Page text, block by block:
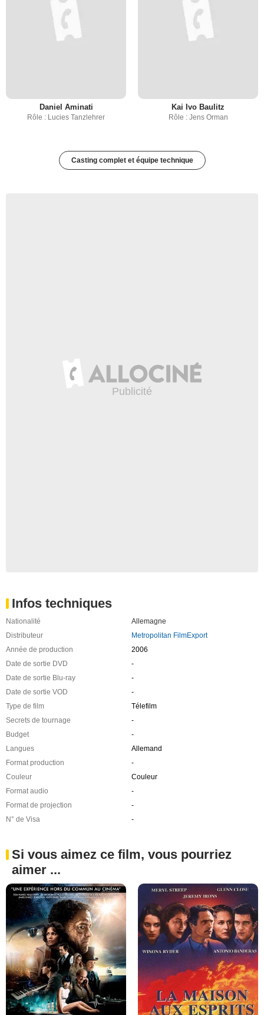
Daniel Aminati
Rôle : Lucies Tanzlehrer
Kai Ivo Baulitz
Rôle : Jens Orman
Casting complet et équipe technique
Infos techniques
Nationalité
Allemagne
Distributeur
Metropolitan FilmExport
Année de production
2006
Date de sortie DVD
-
Date de sortie Blu-ray
-
Date de sortie VOD
-
Type de film
Télefilm
Secrets de tournage
-
Budget
-
Langues
Allemand
Format production
-
Couleur
Couleur
Format audio
-
Format de projection
-
N° de Visa
-
Si vous aimez ce film, vous pourriez
aimer ...